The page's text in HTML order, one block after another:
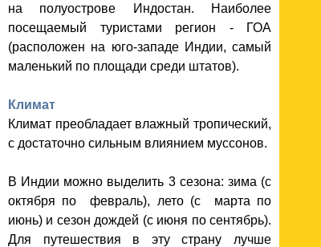
на полуострове Индостан. Наиболее
посещаемый туристами регион - ГОА
(расположен на юго-западе Индии, самый
маленький по площади среди штатов).
Климат
Климат преобладает влажный тропический,
с достаточно сильным влиянием муссонов.
В Индии можно выделить 3 сезона: зима (с
октября по февраль), лето (с марта по
июнь) и сезон дождей (с июня по сентябрь).
Для путешествия в эту страну лучше